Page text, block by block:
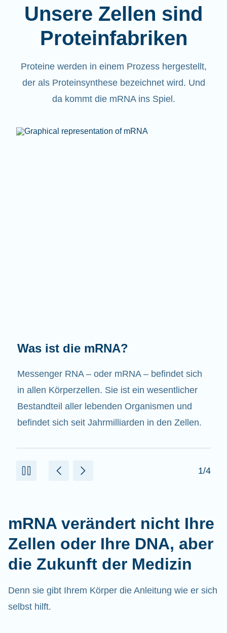
Unsere Zellen sind
Proteinfabriken
Proteine werden in einem Prozess hergestellt,
der als Proteinsynthese bezeichnet wird. Und
da kommt die mRNA ins Spiel.
Welche Aufgaben hat die mRNA?
Wie der Name schon sagt, ist die mRNA ein
Bote. Sie interagiert mit anderen Komponenten
in den Zellen, die zur Bildung von Proteinen
beitragen.
2/4
mRNA verändert nicht Ihre
Zellen oder Ihre DNA, aber
die Zukunft der Medizin
Denn sie gibt Ihrem Körper die Anleitung wie er sich
selbst hilft.